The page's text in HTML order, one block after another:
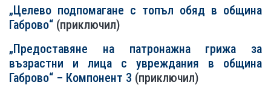
„Целево подпомагане с топъл обяд в община
Габрово“ (приключил)
„Предоставяне на патронажна грижа за
възрастни и лица с увреждания в община
Габрово“ – Компонент 3 (приключил)